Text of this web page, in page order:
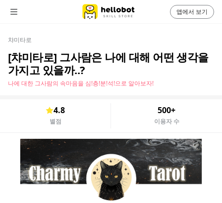
챠미타로
[챠미타로] 그사람은 나에 대해 어떤 생각을
가지고 있을까..?
나에 대한 그사람의 속마음을 심!층!분!석!으로 알아보자!
4.8
별점
500+
이용자 수
앱에서 보기